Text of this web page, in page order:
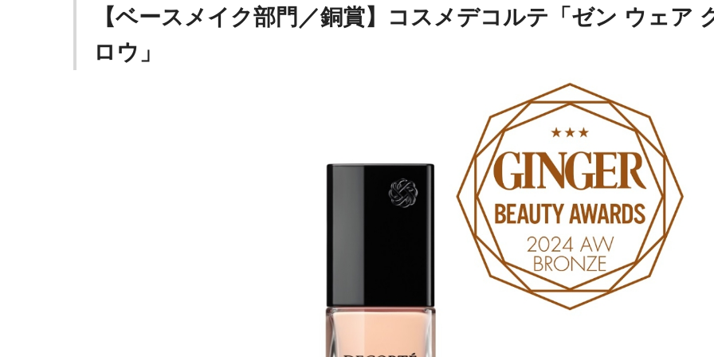
【ベースメイク部門／銅賞】コスメデコルテ「ゼン ウェア
ロウ」